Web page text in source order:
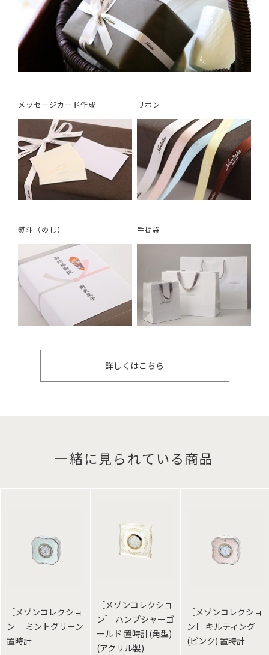
メッセージカード作成 リボン
熨斗（のし） 手提袋
詳しくはこちら
一緒に見られている商品
［メゾンコレクショ
ン］ ミントグリーン
置時計
［メゾンコレクショ
ン］ ハンプシャーゴ
ールド 置時計(角型)
(アクリル製)
［メゾンコレクショ
ン］ キルティング
(ピンク) 置時計